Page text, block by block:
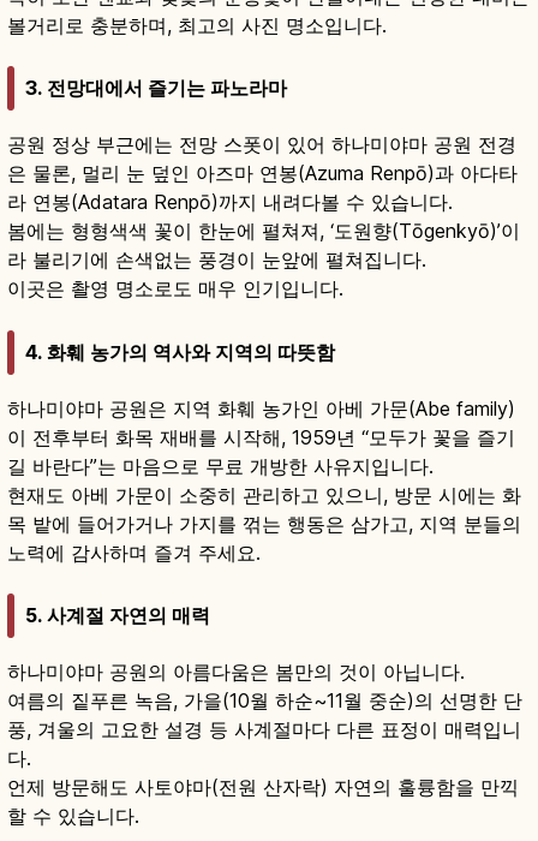
볼거리로 충분하며, 최고의 사진 명소입니다.
3. 전망대에서 즐기는 파노라마
공원 정상 부근에는 전망 스폿이 있어 하나미야마 공원 전경
은 물론, 멀리 눈 덮인 아즈마 연봉(Azuma Renpō)과 아다타
라 연봉(Adatara Renpō)까지 내려다볼 수 있습니다.
봄에는 형형색색 꽃이 한눈에 펼쳐져, ‘도원향(Tōgenkyō)’이
라 불리기에 손색없는 풍경이 눈앞에 펼쳐집니다.
이곳은 촬영 명소로도 매우 인기입니다.
4. 화훼 농가의 역사와 지역의 따뜻함
하나미야마 공원은 지역 화훼 농가인 아베 가문(Abe family)
이 전후부터 화목 재배를 시작해, 1959년 “모두가 꽃을 즐기
길 바란다”는 마음으로 무료 개방한 사유지입니다.
현재도 아베 가문이 소중히 관리하고 있으니, 방문 시에는 화
목 밭에 들어가거나 가지를 꺾는 행동은 삼가고, 지역 분들의
노력에 감사하며 즐겨 주세요.
5. 사계절 자연의 매력
하나미야마 공원의 아름다움은 봄만의 것이 아닙니다.
여름의 짙푸른 녹음, 가을(10월 하순~11월 중순)의 선명한 단
풍, 겨울의 고요한 설경 등 사계절마다 다른 표정이 매력입니
다.
언제 방문해도 사토야마(전원 산자락) 자연의 훌륭함을 만끽
할 수 있습니다.